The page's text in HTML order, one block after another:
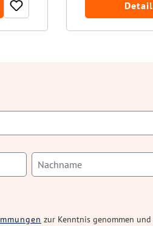
zur Kenntnis genommen